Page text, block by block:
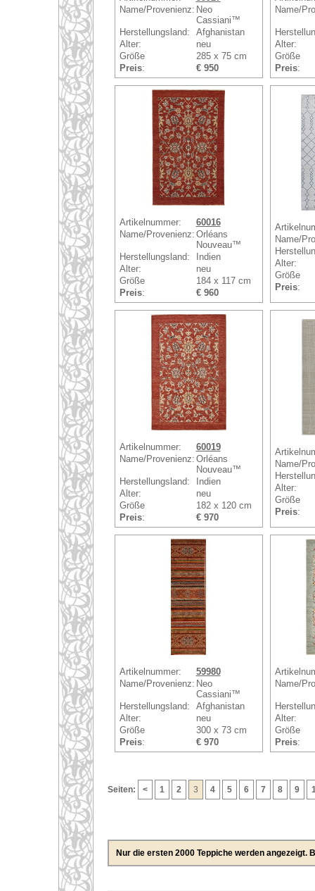
Name/Provenienz: Neo
Cassiani™
Herstellungsland:
Afghanistan
Alter:
neu
Größe
285 x 75 cm
Preis: € 950
Name/
Alter:
Größe
Preis:
Artikelnummer:
60016
Name/Provenienz: Orléans
Nouveau™
Herstellungsland:
Indien
Alter:
neu
Größe
184 x 117 cm
Preis: € 960
Name/
Alter:
Größe
Preis:
Artikelnummer:
60019
Name/Provenienz: Orléans
Nouveau™
Herstellungsland:
Indien
Alter:
neu
Größe
182 x 120 cm
Preis: € 970
Name/
Alter:
Größe
Preis:
Artikelnummer:
59980
Name/Provenienz: Neo
Cassiani™
Herstellungsland:
Afghanistan
Alter:
neu
Größe
300 x 73 cm
Preis: € 970
Name/
Alter:
Größe
Preis:
Seiten: < 1 2 3 4 5 6 7 8 9
Nur die ersten 2000 Teppiche werden angezeigt.